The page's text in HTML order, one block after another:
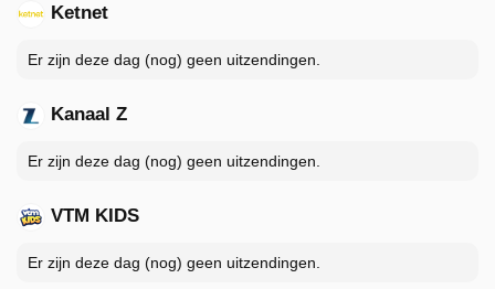
Ketnet
Er zijn deze dag (nog) geen uitzendingen.
Kanaal Z
Er zijn deze dag (nog) geen uitzendingen.
VTM KIDS
Er zijn deze dag (nog) geen uitzendingen.